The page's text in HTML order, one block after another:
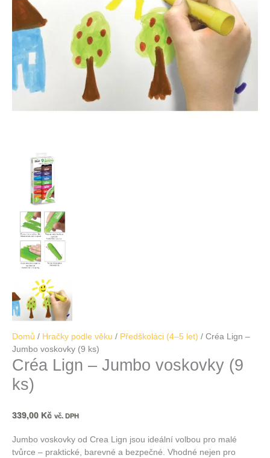
Domů / Hračky podle věku / Předškoláci (4–5 let) / Créa Lign –
Jumbo voskovky (9 ks)
Créa Lign – Jumbo voskovky (9
ks)
339,00 Kč vč. DPH
Jumbo voskovky od Crea Lign jsou ideální volbou pro malé
tvůrce – praktické, barevné a bezpečné. Vhodné nejen pro